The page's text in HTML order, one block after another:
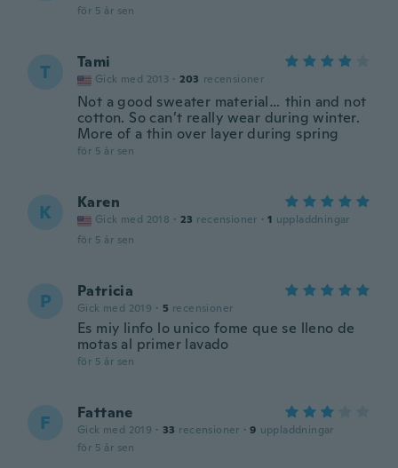
för 5 år sen
T Tami
Gick med 2013 · 203 recensioner
Not a good sweater material… thin and not
cotton. So can’t really wear during winter.
More of a thin over layer during spring
för 5 år sen
K Karen
Gick med 2018 · 23 recensioner · 1 uppladdningar
för 5 år sen
P Patricia
Gick med 2019 · 5 recensioner
Es miy linfo lo unico fome que se lleno de
motas al primer lavado
för 5 år sen
F Fattane
Gick med 2019 · 33 recensioner · 9 uppladdningar
för 5 år sen